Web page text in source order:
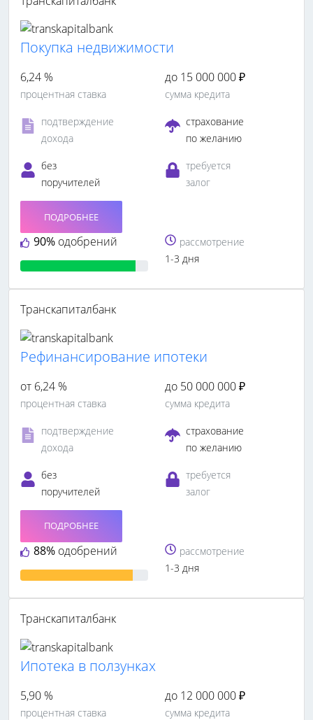
Покупка недвижимости
6,24 %
процентная ставка
до 15 000 000 ₽
сумма кредита
подтверждение
дохода
страхование
по желанию
без
поручителей
требуется
залог
90% одобрений
ПОДРОБНЕЕ
рассмотрение
1-3 дня
Транскапиталбанк
Рефинансирование ипотеки
от 6,24 %
процентная ставка
до 50 000 000 ₽
сумма кредита
подтверждение
дохода
страхование
по желанию
без
поручителей
требуется
залог
88% одобрений
ПОДРОБНЕЕ
рассмотрение
1-3 дня
Транскапиталбанк
Ипотека в ползунках
5,90 %
процентная ставка
до 12 000 000 ₽
сумма кредита